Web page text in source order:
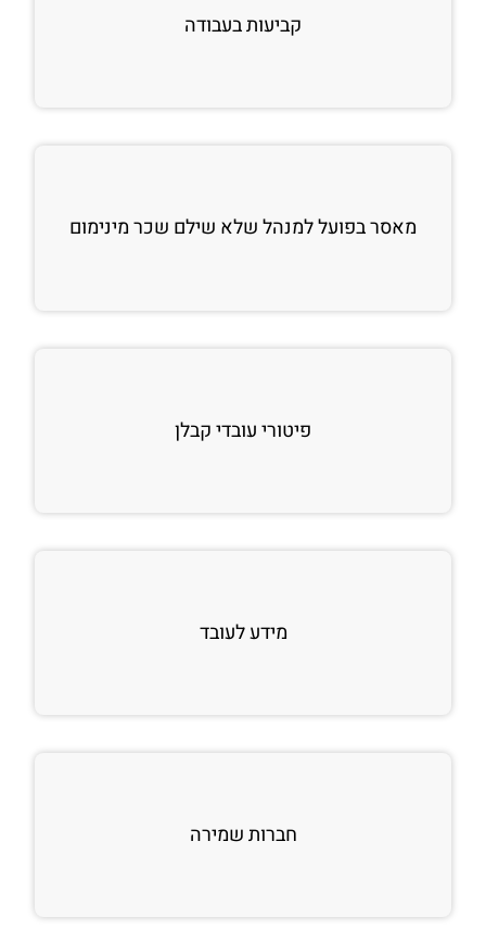
קביעות בעבודה
מאסר בפועל למנהל שלא שילם שכר מינימום
פיטורי עובדי קבלן
מידע לעובד
חברות שמירה